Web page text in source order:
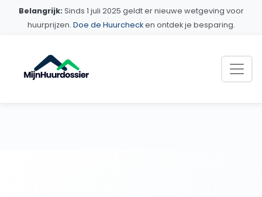
Belangrijk: Sinds 1 juli 2025 geldt er nieuwe wetgeving voor
huurprijzen. Doe de Huurchecken ontdek je besparing.